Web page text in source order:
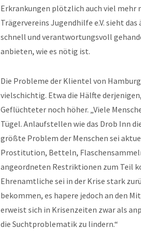
Erkrankungen plötzlich auch viel mehr
Trägervereins Jugendhilfe e.V. sieht
schnell und verantwortungsvoll
anbieten, wie es nötig ist.
Die Probleme der Klientel von
vielschichtig. Etwa die Hälfte
Geflüchteter noch höher. „Viele
Tügel. Anlaufstellen wie das Drob Inn
größte Problem der Menschen sei
Prostitution, Betteln,
angeordneten Restriktionen zum Teil
Ehrenamtliche sei in der Krise stark
bekommen, es hapere jedoch an den
erweist sich in Krisenzeiten zwar als
die Suchtproblematik zu lindern.“